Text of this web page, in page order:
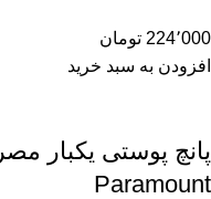
224٬000 تومان
افزودن به سبد خرید
Paramount